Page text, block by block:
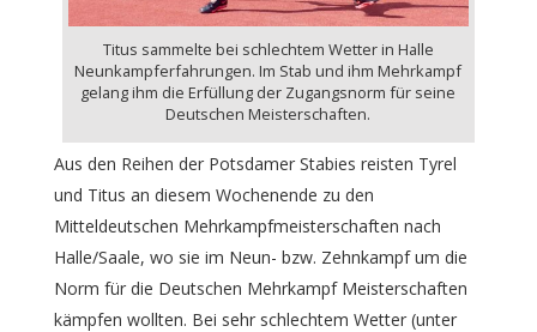
Titus sammelte bei schlechtem Wetter in Halle
Neunkampferfahrungen. Im Stab und ihm Mehrkampf
gelang ihm die Erfüllung der Zugangsnorm für seine
Deutschen Meisterschaften.
Aus den Reihen der Potsdamer Stabies reisten Tyrel
und Titus an diesem Wochenende zu den
Mitteldeutschen Mehrkampfmeisterschaften nach
Halle/Saale, wo sie im Neun- bzw. Zehnkampf um die
Norm für die Deutschen Mehrkampf Meisterschaften
kämpfen wollten. Bei sehr schlechtem Wetter (unter